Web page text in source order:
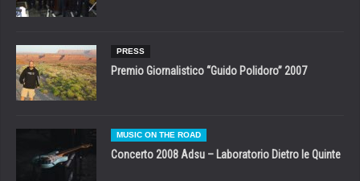
PRESS
Premio Giornalistico “Guido Polidoro” 2007
MUSIC ON THE ROAD
Concerto 2008 Adsu – Laboratorio Dietro le Quinte